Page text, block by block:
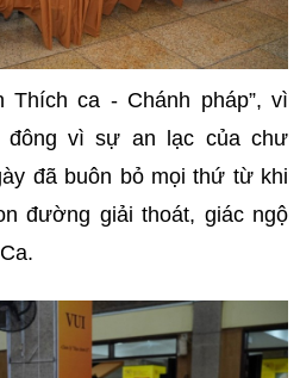
Thích ca - Chánh pháp”, vì
vì sự an lạc của chư
đã buôn bỏ mọi thứ từ khi
đường giải thoát, giác ngộ